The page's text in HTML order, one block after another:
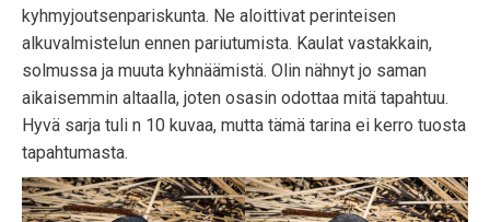
kyhmyjoutsenpariskunta. Ne aloittivat perinteisen
alkuvalmistelun ennen pariutumista. Kaulat vastakkain,
solmussa ja muuta kyhnäämistä. Olin nähnyt jo saman
aikaisemmin altaalla, joten osasin odottaa mitä tapahtuu.
Hyvä sarja tuli n 10 kuvaa, mutta tämä tarina ei kerro tuosta
tapahtumasta.